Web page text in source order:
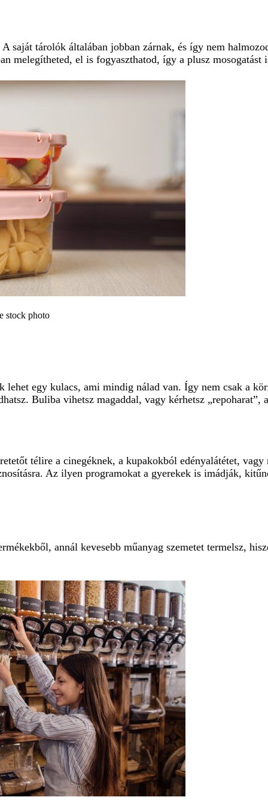
saját tárolók általában jobban zárnak, és így nem
melegítheted, el is fogyaszthatod, így a plusz mosogatást
stock photo
lehet egy kulacs, ami mindig nálad van. Így nem csak a
Buliba vihetsz magaddal, vagy kérhetsz „repoharat”,
télire a cinegéknek, a kupakokból edényalátétet,
Az ilyen programokat a gyerekek is imádják,
annál kevesebb műanyag szemetet termelsz,